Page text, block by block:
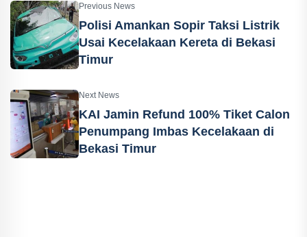
Previous News
Polisi Amankan Sopir Taksi Listrik
Usai Kecelakaan Kereta di Bekasi
Timur
Next News
KAI Jamin Refund 100% Tiket Calon
Penumpang Imbas Kecelakaan di
Bekasi Timur